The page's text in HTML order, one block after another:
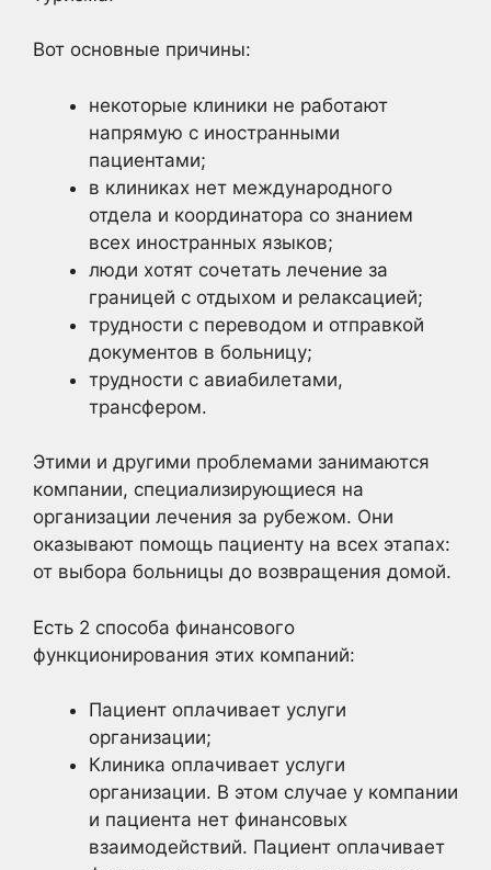
Вот основные причины:
некоторые клиники не работают
напрямую с иностранными
пациентами;
в клиниках нет международного
отдела и координатора со знанием
всех иностранных языков;
люди хотят сочетать лечение за
границей с отдыхом и релаксацией;
трудности с переводом и отправкой
документов в больницу;
трудности с авиабилетами,
трансфером.
Этими и другими проблемами занимаются
компании, специализирующиеся на
организации лечения за рубежом. Они
оказывают помощь пациенту на всех этапах:
от выбора больницы до возвращения домой.
Есть 2 способа финансового
функционирования этих компаний:
Пациент оплачивает услуги
организации;
Клиника оплачивает услуги
организации. В этом случае у компании
и пациента нет финансовых
взаимодействий. Пациент оплачивает